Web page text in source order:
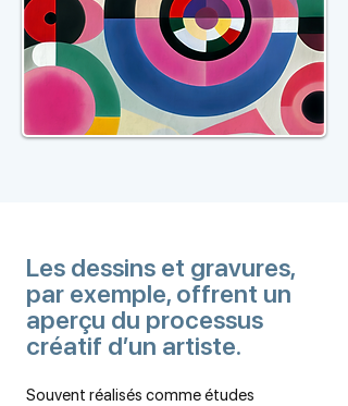
Les dessins et gravures,
par exemple, offrent un
aperçu du processus
créatif d’un artiste.
Souvent réalisés comme études